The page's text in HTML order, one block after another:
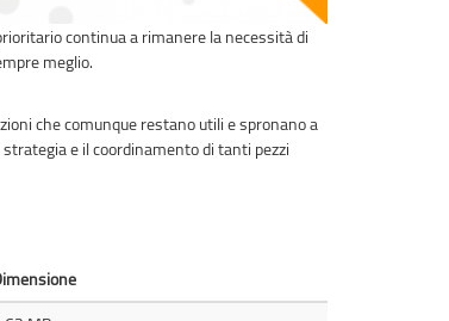
continua a rimanere la necessità di
meglio.
che comunque restano utili e spronano a
e il coordinamento di tanti pezzi